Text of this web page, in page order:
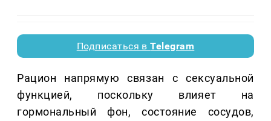
Подписаться вTelegram
Рацион напрямую связан с сексуальной
функцией, поскольку влияет на
гормональный фон, состояние сосудов,